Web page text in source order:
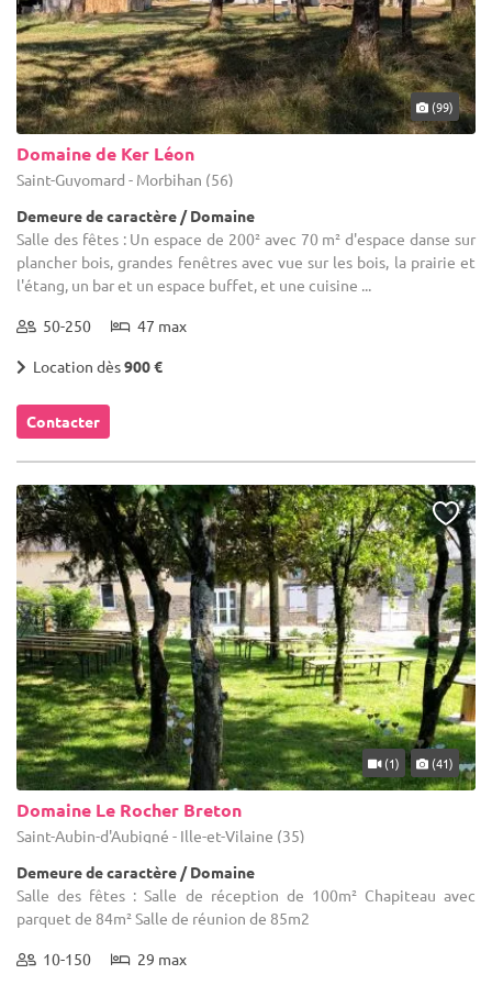
(99)
Domaine de Ker Léon
Saint-Guyomard - Morbihan (56)
Demeure de caractère / Domaine
Salle des fêtes : Un espace de 200² avec 70 m² d'espace danse sur
plancher bois, grandes fenêtres avec vue sur les bois, la prairie et
l'étang, un bar et un espace buffet, et une cuisine ...
50-250 47 max
Location dès900 €
Contacter
(1) (41)
Domaine Le Rocher Breton
Saint-Aubin-d'Aubigné - Ille-et-Vilaine (35)
Demeure de caractère / Domaine
Salle des fêtes : Salle de réception de 100m² Chapiteau avec
parquet de 84m² Salle de réunion de 85m2
10-150 29 max